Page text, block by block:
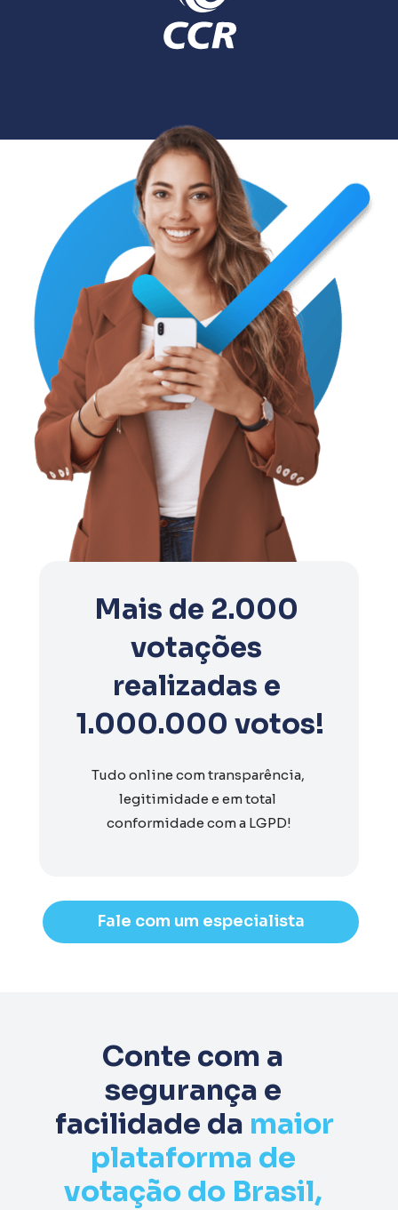
Mais de 2.000
votações
realizadas e
1.000.000 votos!
Tudo online com transparência,
legitimidade e em total
conformidade com a LGPD!
Fale com um especialista
Conte com a
segurança e
facilidade da maior
plataforma de